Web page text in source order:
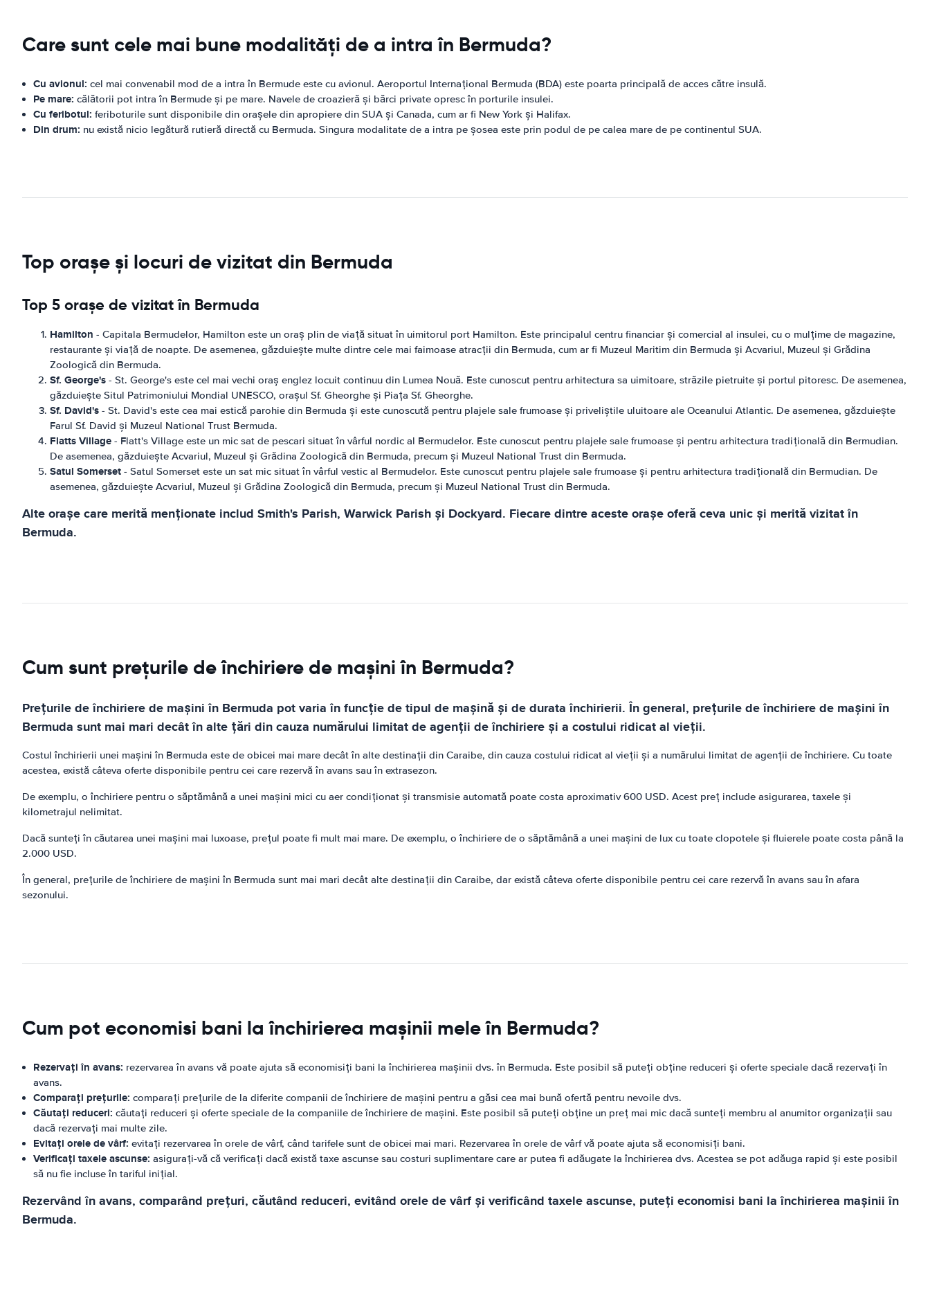
Care sunt cele mai bune modalități de a intra în Bermuda?
Cu avionul: cel mai convenabil mod de a intra în Bermude este cu avionul. Aeroportul Internațional Bermuda (BDA) este poarta principală de acces către insulă.
Pe mare: călătorii pot intra în Bermude și pe mare. Navele de croazieră și bărci private opresc în porturile insulei.
Cu feribotul: feriboturile sunt disponibile din orașele din apropiere din SUA și Canada, cum ar fi New York și Halifax.
Din drum: nu există nicio legătură rutieră directă cu Bermuda. Singura modalitate de a intra pe șosea este prin podul de pe calea mare de pe continentul SUA.
Top orașe și locuri de vizitat din Bermuda
Top 5 orașe de vizitat în Bermuda
Hamilton - Capitala Bermudelor, Hamilton este un oraș plin de viață situat în uimitorul port Hamilton. Este principalul centru financiar și comercial al insulei, cu o mulțime de magazine,
restaurante și viață de noapte. De asemenea, găzduiește multe dintre cele mai faimoase atracții din Bermuda, cum ar fi Muzeul Maritim din Bermuda și Acvariul, Muzeul și Grădina
Zoologică din Bermuda.
Sf. George's - St. George's este cel mai vechi oraș englez locuit continuu din Lumea Nouă. Este cunoscut pentru arhitectura sa uimitoare, străzile pietruite și portul pitoresc. De asemenea,
găzduiește Situl Patrimoniului Mondial UNESCO, orașul Sf. Gheorghe și Piața Sf. Gheorghe.
Sf. David's - St. David's este cea mai estică parohie din Bermuda și este cunoscută pentru plajele sale frumoase și priveliștile uluitoare ale Oceanului Atlantic. De asemenea, găzduiește
Farul Sf. David și Muzeul National Trust Bermuda.
Flatts Village - Flatt's Village este un mic sat de pescari situat în vârful nordic al Bermudelor. Este cunoscut pentru plajele sale frumoase și pentru arhitectura tradițională din Bermudian.
De asemenea, găzduiește Acvariul, Muzeul și Grădina Zoologică din Bermuda, precum și Muzeul National Trust din Bermuda.
Satul Somerset - Satul Somerset este un sat mic situat în vârful vestic al Bermudelor. Este cunoscut pentru plajele sale frumoase și pentru arhitectura tradițională din Bermudian. De
asemenea, găzduiește Acvariul, Muzeul și Grădina Zoologică din Bermuda, precum și Muzeul National Trust din Bermuda.
Alte orașe care merită menționate includ Smith's Parish, Warwick Parish și Dockyard. Fiecare dintre aceste orașe oferă ceva unic și merită vizitat în
Bermuda.
Cum sunt prețurile de închiriere de mașini în Bermuda?
Prețurile de închiriere de mașini în Bermuda pot varia în funcție de tipul de mașină și de durata închirierii. În general, prețurile de închiriere de mașini în
Bermuda sunt mai mari decât în ​​alte țări din cauza numărului limitat de agenții de închiriere și a costului ridicat al vieții.
Costul închirierii unei mașini în Bermuda este de obicei mai mare decât în ​​alte destinații din Caraibe, din cauza costului ridicat al vieții și a numărului limitat de agenții de închiriere. Cu toate
acestea, există câteva oferte disponibile pentru cei care rezervă în avans sau în extrasezon.
De exemplu, o închiriere pentru o săptămână a unei mașini mici cu aer condiționat și transmisie automată poate costa aproximativ 600 USD. Acest preț include asigurarea, taxele și
kilometrajul nelimitat.
Dacă sunteți în căutarea unei mașini mai luxoase, prețul poate fi mult mai mare. De exemplu, o închiriere de o săptămână a unei mașini de lux cu toate clopotele și fluierele poate costa până la
2.000 USD.
În general, prețurile de închiriere de mașini în Bermuda sunt mai mari decât alte destinații din Caraibe, dar există câteva oferte disponibile pentru cei care rezervă în avans sau în afara
sezonului.
Cum pot economisi bani la închirierea mașinii mele în Bermuda?
Rezervați în avans: rezervarea în avans vă poate ajuta să economisiți bani la închirierea mașinii dvs. în Bermuda. Este posibil să puteți obține reduceri și oferte speciale dacă rezervați în
avans.
Comparați prețurile: comparați prețurile de la diferite companii de închiriere de mașini pentru a găsi cea mai bună ofertă pentru nevoile dvs.
Căutați reduceri: căutați reduceri și oferte speciale de la companiile de închiriere de mașini. Este posibil să puteți obține un preț mai mic dacă sunteți membru al anumitor organizații sau
dacă rezervați mai multe zile.
Evitați orele de vârf: evitați rezervarea în orele de vârf, când tarifele sunt de obicei mai mari. Rezervarea în orele de vârf vă poate ajuta să economisiți bani.
Verificați taxele ascunse: asigurați-vă că verificați dacă există taxe ascunse sau costuri suplimentare care ar putea fi adăugate la închirierea dvs. Acestea se pot adăuga rapid și este posibil
să nu fie incluse în tariful inițial.
Rezervând în avans, comparând prețuri, căutând reduceri, evitând orele de vârf și verificând taxele ascunse, puteți economisi bani la închirierea mașinii în
Bermuda.